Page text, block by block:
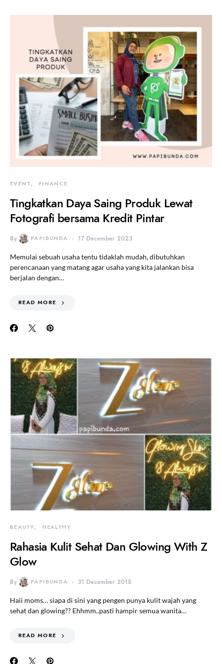
EVENT FINANCE
Tingkatkan Daya Saing Produk Lewat
Fotografi bersama Kredit Pintar
By PAPIBUNDA 17 December 2023
Memulai sebuah usaha tentu tidaklah mudah, dibutuhkan
perencanaan yang matang agar usaha yang kita jalankan bisa
berjalan dengan…
READ MORE
BEAUTY HEALTHY
Rahasia Kulit Sehat Dan Glowing With Z
Glow
By PAPIBUNDA 31 December 2018
Haii moms… siapa di sini yang pengen punya kulit wajah yang
sehat dan glowing?? Ehhmm..pasti hampir semua wanita…
READ MORE